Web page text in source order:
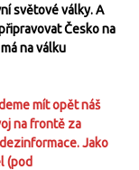
světové války. A
Česko na
na válku
mít opět náš
na frontě za
Jako
(pod